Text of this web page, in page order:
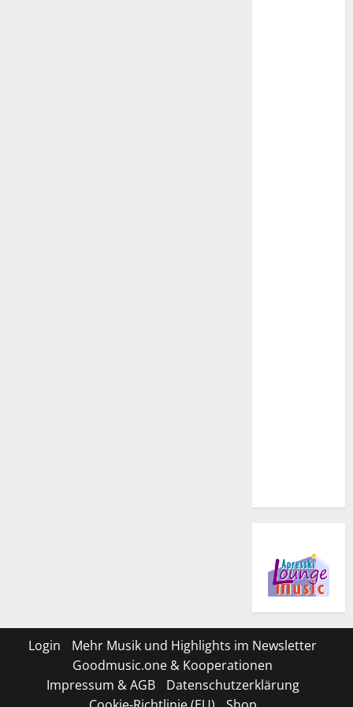
Login
Mehr Musik und Highlights im Newsletter
Goodmusic.one & Kooperationen
Impressum & AGB
Datenschutzerklärung